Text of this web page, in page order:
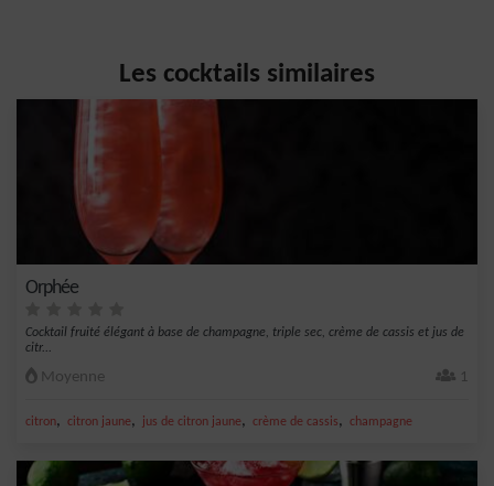
Les cocktails similaires
Orphée
Cocktail fruité élégant à base de champagne, triple sec, crème de cassis et jus de
citr...
Moyenne 1
citron, citron jaune, jus de citron jaune, crème de cassis, champagne